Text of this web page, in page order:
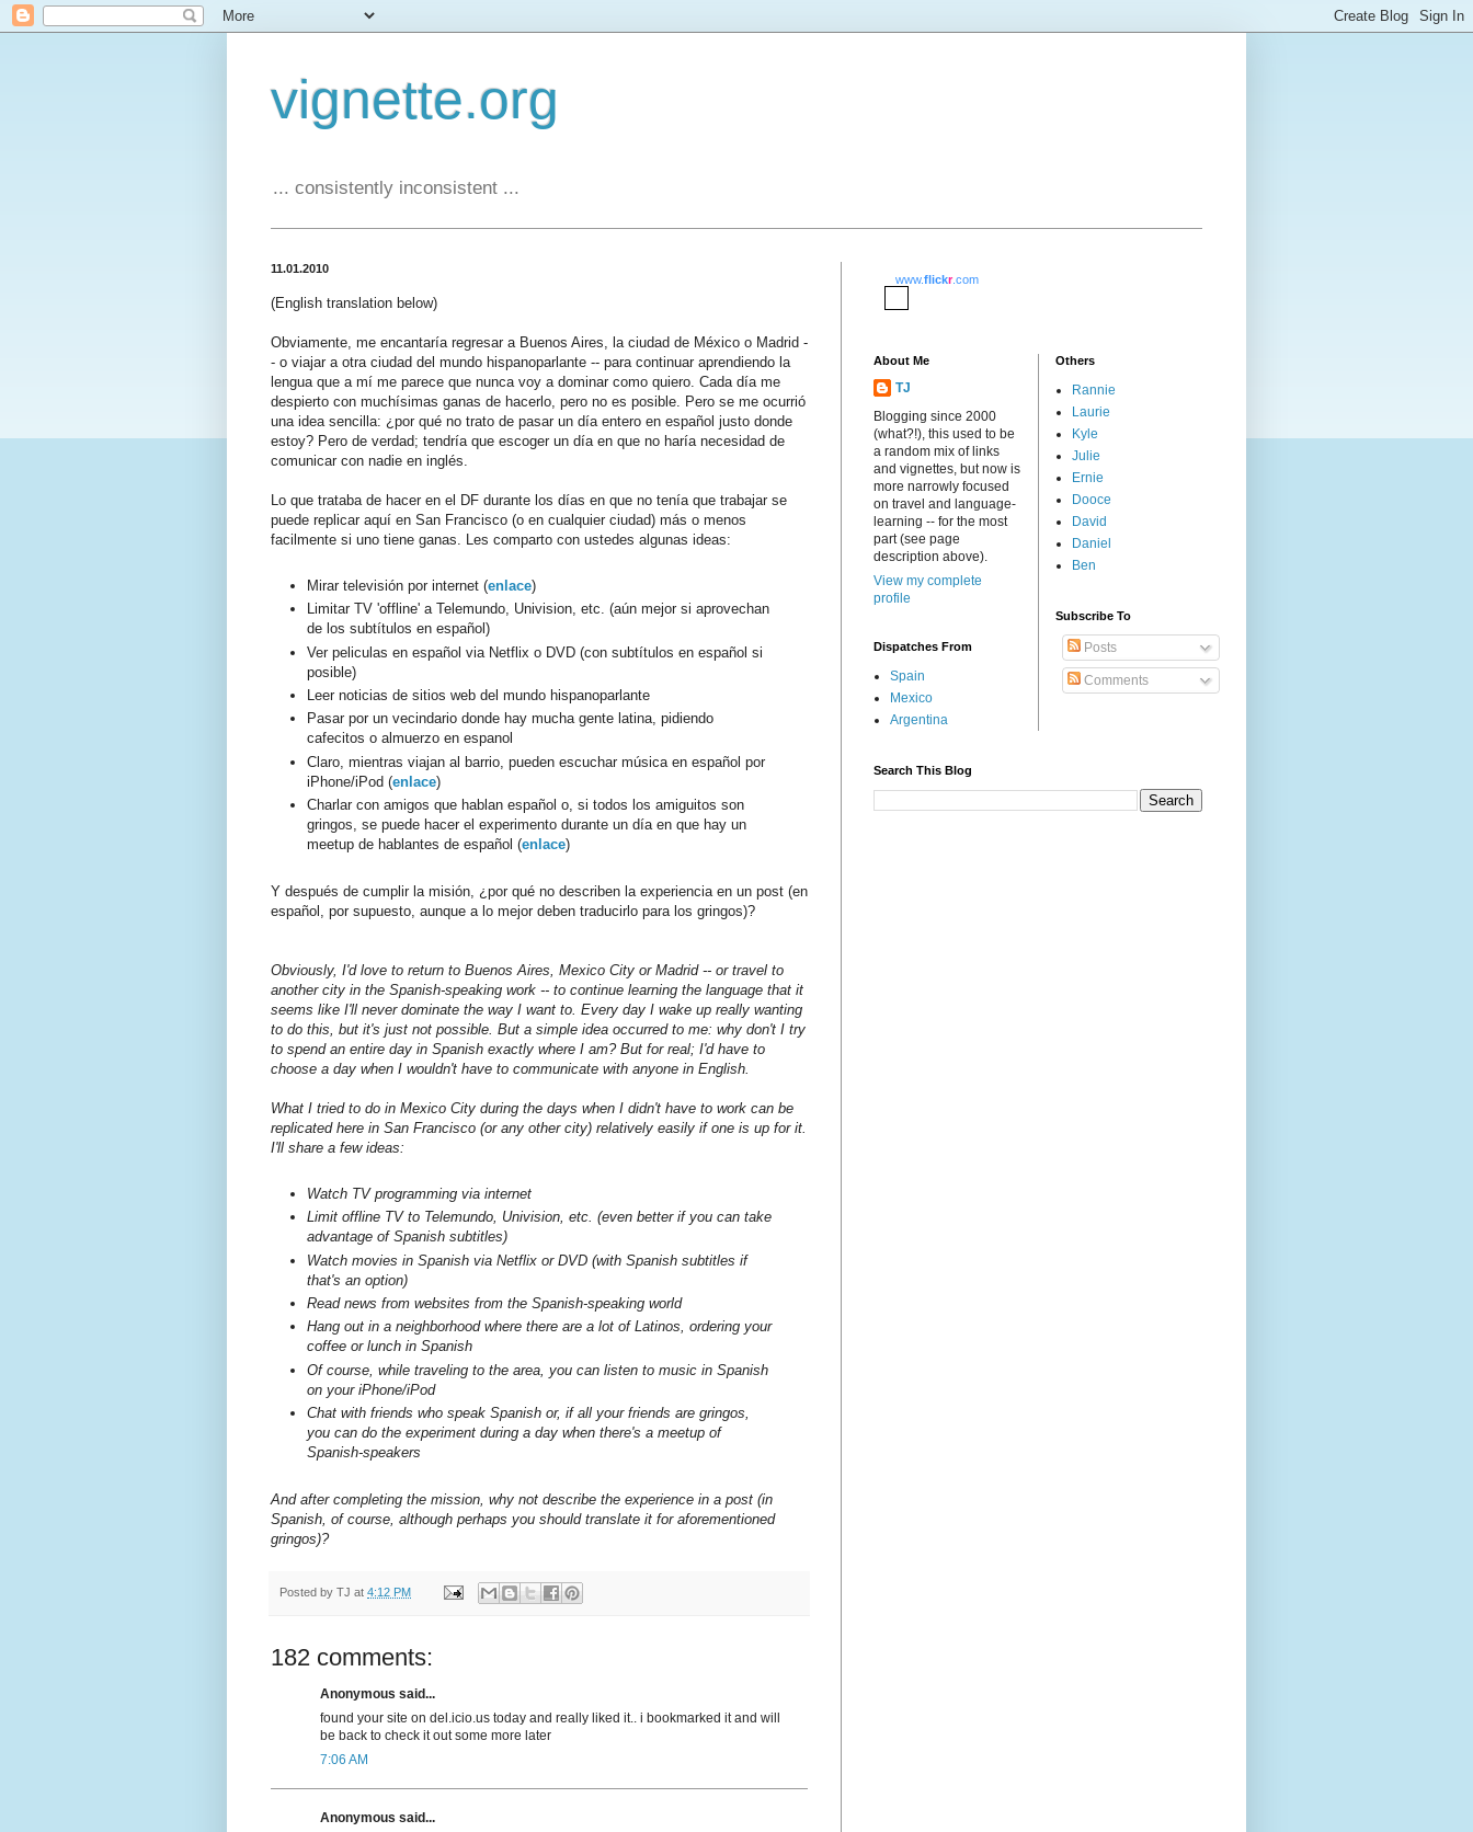
vignette.org
... consistently inconsistent ...
11.01.2010
(English translation below)
Obviamente, me encantaría regresar a Buenos Aires, la ciudad de México o Madrid -
- o viajar a otra ciudad del mundo hispanoparlante -- para continuar aprendiendo la
lengua que a mí me parece que nunca voy a dominar como quiero. Cada día me
despierto con muchísimas ganas de hacerlo, pero no es posible. Pero se me ocurrió
una idea sencilla: ¿por qué no trato de pasar un día entero en español justo donde
estoy? Pero de verdad; tendría que escoger un día en que no haría necesidad de
comunicar con nadie en inglés.
Lo que trataba de hacer en el DF durante los días en que no tenía que trabajar se
puede replicar aquí en San Francisco (o en cualquier ciudad) más o menos
facilmente si uno tiene ganas. Les comparto con ustedes algunas ideas:
Mirar televisión por internet (enlace)
Limitar TV 'offline' a Telemundo, Univision, etc. (aún mejor si aprovechan
de los subtítulos en español)
Ver peliculas en español via Netflix o DVD (con subtítulos en español si
posible)
Leer noticias de sitios web del mundo hispanoparlante
Pasar por un vecindario donde hay mucha gente latina, pidiendo
cafecitos o almuerzo en espanol
Claro, mientras viajan al barrio, pueden escuchar música en español por
iPhone/iPod (enlace)
Charlar con amigos que hablan español o, si todos los amiguitos son
gringos, se puede hacer el experimento durante un día en que hay un
meetup de hablantes de español (enlace)
Y después de cumplir la misión, ¿por qué no describen la experiencia en un post (en
español, por supuesto, aunque a lo mejor deben traducirlo para los gringos)?
Obviously, I'd love to return to Buenos Aires, Mexico City or Madrid -- or travel to
another city in the Spanish-speaking work -- to continue learning the language that it
seems like I'll never dominate the way I want to. Every day I wake up really wanting
to do this, but it's just not possible. But a simple idea occurred to me: why don't I try
to spend an entire day in Spanish exactly where I am? But for real; I'd have to
choose a day when I wouldn't have to communicate with anyone in English.
What I tried to do in Mexico City during the days when I didn't have to work can be
replicated here in San Francisco (or any other city) relatively easily if one is up for it.
I'll share a few ideas:
Watch TV programming via internet
Limit offline TV to Telemundo, Univision, etc. (even better if you can take
advantage of Spanish subtitles)
Watch movies in Spanish via Netflix or DVD (with Spanish subtitles if
that's an option)
Read news from websites from the Spanish-speaking world
Hang out in a neighborhood where there are a lot of Latinos, ordering your
coffee or lunch in Spanish
Of course, while traveling to the area, you can listen to music in Spanish
on your iPhone/iPod
Chat with friends who speak Spanish or, if all your friends are gringos,
you can do the experiment during a day when there's a meetup of
Spanish-speakers
And after completing the mission, why not describe the experience in a post (in
Spanish, of course, although perhaps you should translate it for aforementioned
gringos)?
Posted by TJ at 4:12 PM
182 comments:
Anonymous said...
found your site on del.icio.us today and really liked it.. i bookmarked it and will
be back to check it out some more later
7:06 AM
Anonymous said...
www.flickr.com
About Me
TJ
Blogging since 2000
(what?!), this used to be
a random mix of links
and vignettes, but now is
more narrowly focused
on travel and language-
learning -- for the most
part (see page
description above).
View my complete
profile
Dispatches From
Spain
Mexico
Argentina
Others
Rannie
Laurie
Kyle
Julie
Ernie
Dooce
David
Daniel
Ben
Subscribe To
Posts
Comments
Search This Blog